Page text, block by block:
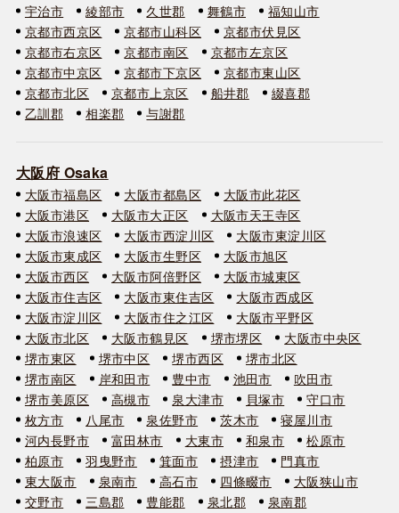
宇治市
綾部市 久世郡 舞鶴市
福知山市
京都市西京区
京都市山科区
京都市伏見区
京都市右京区
京都市南区
京都市左京区
京都市中京区
京都市下京区
京都市東山区
京都市北区
京都市上京区 船井郡
綴喜郡
乙訓郡
相楽郡 与謝郡
大阪府 Osaka
大阪市福島区 大阪市都島区
大阪市此花区
大阪市港区
大阪市大正区
大阪市天王寺区
大阪市浪速区
大阪市西淀川区
大阪市東淀川区
大阪市東成区
大阪市生野区
大阪市旭区
大阪市西区
大阪市阿倍野区
大阪市城東区
大阪市住吉区
大阪市東住吉区
大阪市西成区
大阪市淀川区
大阪市住之江区
大阪市平野区
大阪市北区
大阪市鶴見区 堺市堺区
大阪市中央区
堺市東区
堺市中区 堺市西区
堺市北区
堺市南区
岸和田市 豊中市 池田市
吹田市
堺市美原区
高槻市 泉大津市 貝塚市
守口市
枚方市
八尾市 泉佐野市 茨木市
寝屋川市
河内長野市
富田林市 大東市 和泉市
松原市
柏原市
羽曳野市 箕面市 摂津市
門真市
東大阪市
泉南市 高石市 四條畷市
大阪狭山市
交野市
三島郡 豊能郡 泉北郡
泉南郡